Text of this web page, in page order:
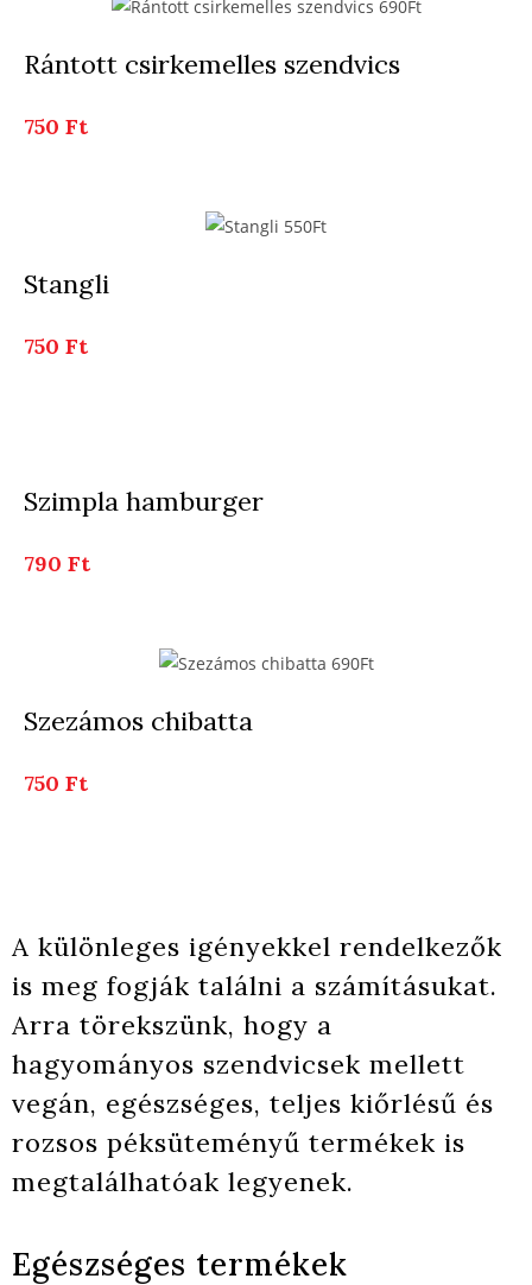
Rántott csirkemelles szendvics
750 Ft
Stangli
750 Ft
Szimpla hamburger
790 Ft
Szezámos chibatta
750 Ft
A különleges igényekkel rendelkezők
is meg fogják találni a számításukat.
Arra törekszünk, hogy a
hagyományos szendvicsek mellett
vegán, egészséges, teljes kiőrlésű és
rozsos péksüteményű termékek is
megtalálhatóak legyenek.
Egészséges termékek